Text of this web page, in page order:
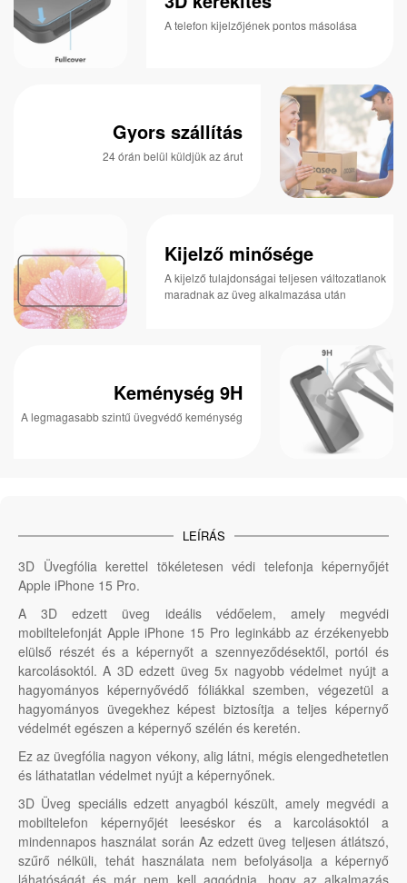
A telefon kijelzőjének pontos másolása
Gyors szállítás
24 órán belül küldjük az árut
Kijelző minősége
A kijelző tulajdonságai teljesen változatlanok
maradnak az üveg alkalmazása után
Keménység 9H
A legmagasabb szintű üvegvédő keménység
LEÍRÁS
3D Üvegfólia kerettel tökéletesen védi telefonja képernyőjét
Apple iPhone 15 Pro.
A 3D edzett üveg ideális védőelem, amely megvédi
mobiltelefonját Apple iPhone 15 Pro leginkább az érzékenyebb
elülső részét és a képernyőt a szennyeződésektől, portól és
karcolásoktól. A 3D edzett üveg 5x nagyobb védelmet nyújt a
hagyományos képernyővédő fóliákkal szemben, végezetül a
hagyományos üvegekhez képest biztosítja a teljes képernyő
védelmét egészen a képernyő szélén és keretén.
Ez az üvegfólia nagyon vékony, alig látni, mégis elengedhetetlen
és láthatatlan védelmet nyújt a képernyőnek.
3D Üveg speciális edzett anyagból készült, amely megvédi a
mobiltelefon képernyőjét leeséskor és a karcolásoktól a
mindennapos használat során Az edzett üveg teljesen átlátszó,
szűrő nélküli, tehát használata nem befolyásolja a képernyő